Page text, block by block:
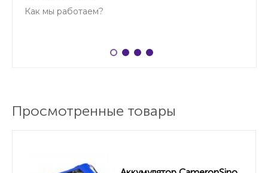
Как мы работаем?
Просмотренные товары